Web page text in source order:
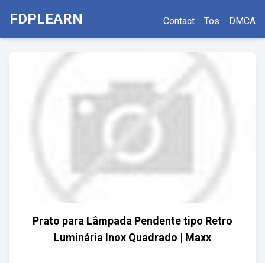
FDPLEARN Contact Tos DMCA
Prato para Lâmpada Pendente tipo Retro
Luminária Inox Quadrado | Maxx